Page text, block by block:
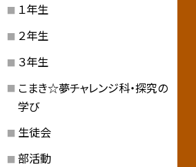
１年生
２年生
３年生
こまき☆夢チャレンジ科・探究の
学び
生徒会
部活動